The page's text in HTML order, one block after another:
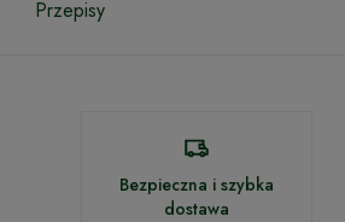
Przepisy
Bezpieczna i szybka
dostawa